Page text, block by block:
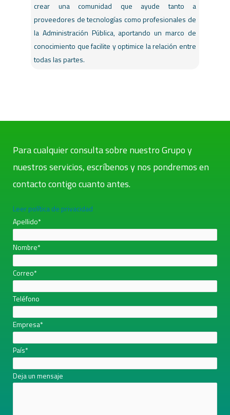
crear una comunidad que ayude tanto a
proveedores de tecnologías como profesionales de
la Administración Pública, aportando un marco de
conocimiento que facilite y optimice la relación entre
todas las partes.
Para cualquier consulta sobre nuestro Grupo y
nuestros servicios, escríbenos y nos pondremos en
contacto contigo cuanto antes.
Leer política de privacidad
Apellido*
Nombre*
Correo*
Teléfono
Empresa*
País*
Deja un mensaje